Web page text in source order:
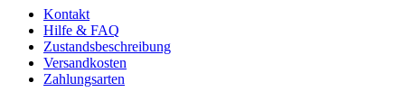
Kontakt
Hilfe & FAQ
Zustandsbeschreibung
Versandkosten
Zahlungsarten